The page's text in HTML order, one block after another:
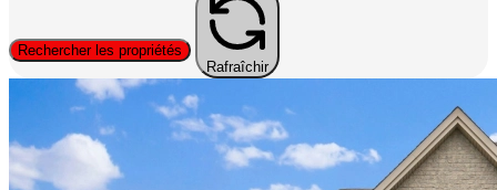
Rechercher les propriétés
Rafraîchir